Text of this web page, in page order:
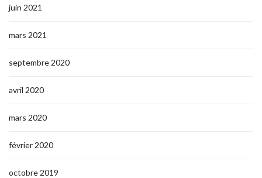
juin 2021
mars 2021
septembre 2020
avril 2020
mars 2020
février 2020
octobre 2019